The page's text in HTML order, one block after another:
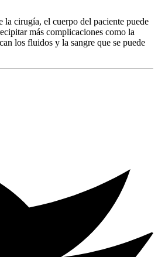
la cirugía, el cuerpo del paciente puede
más complicaciones como la
los fluidos y la sangre que se puede